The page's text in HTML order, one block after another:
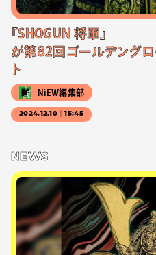
『SHOGUN 将軍』
が第82回ゴールデング
ト
NiEW編集部
2024.12.10｜15:45
NEWS